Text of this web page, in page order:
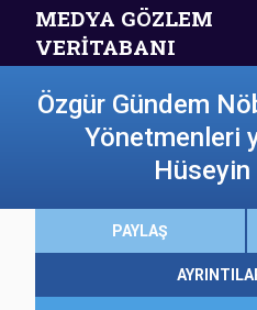
MEDYA GÖZLEM
VERİTABANI
Özgür Gündem
Yönetmenleri
PAYLAŞ